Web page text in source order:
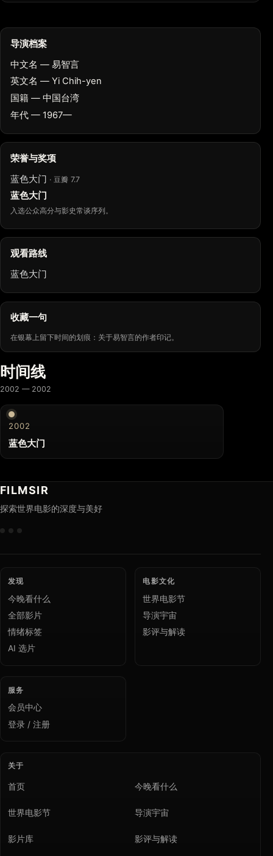
导演档案
中文名 — 易智言
英文名 — Yi Chih-yen
国籍 — 中国台湾
年代 — 1967—
荣誉与奖项
蓝色大门 · 豆瓣 7.7
蓝色大门
入选公众高分与影史常谈序列。
观看路线
蓝色大门
收藏一句
在银幕上留下时间的划痕：关于易智言的作者印记。
时间线
2002 — 2002
2002
蓝色大门
FILMSIR
探索世界电影的深度与美好
发现
今晚看什么
全部影片
情绪标签
AI 选片
电影文化
世界电影节
导演宇宙
影评与解读
服务
会员中心
登录 / 注册
关于
首页 今晚看什么
世界电影节 导演宇宙
影片库 影评与解读